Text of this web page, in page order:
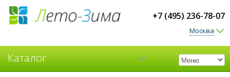
+7 (495) 236-78-07
Москва
Каталог